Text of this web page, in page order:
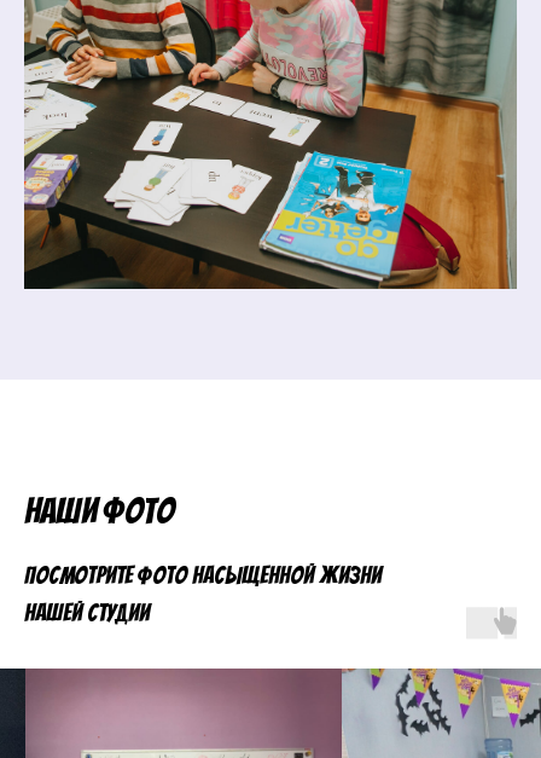
Наши фото
Посмотрите фото насыщенной жизни
нашей студии